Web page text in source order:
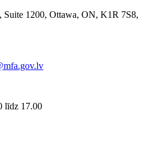
Suite 1200, Ottawa, ON, K1R 7S8,
līdz 17.00